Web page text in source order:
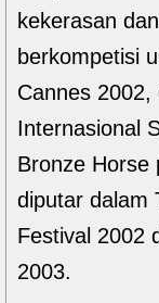
kekerasan
berkompetisi
Cannes 2002,
Internasional
Bronze Horse
diputar dalam
Festival 2002
2003.